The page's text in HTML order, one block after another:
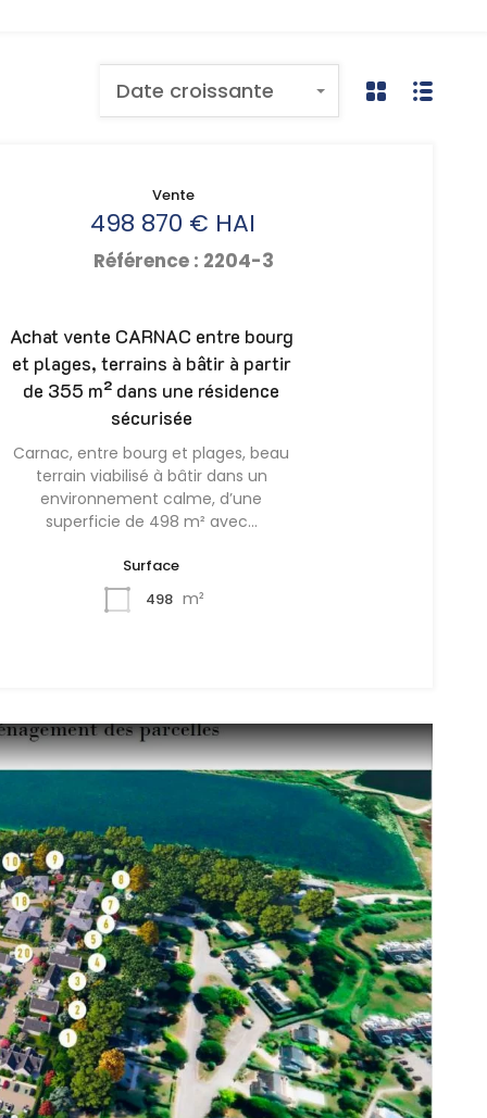
Date croissante
Achat vente CARNAC entre bourg
et plages, terrains à bâtir à partir
de 355 m² dans une résidence
sécurisée
Carnac, entre bourg et plages, beau
terrain viabilisé à bâtir dans un
environnement calme, d’une
superficie de 498 m² avec…
Surface
498 m²
Vente
498 870 € HAI
Référence : 2204-3